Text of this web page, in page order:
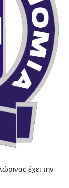
έχει την